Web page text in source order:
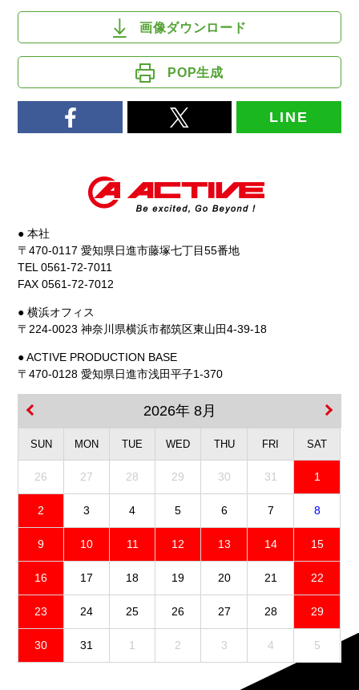
画像ダウンロード
POP生成
LINE
● 本社
〒470-0117 愛知県日進市藤塚七丁目55番地
TEL 0561-72-7011
FAX 0561-72-7012
● 横浜オフィス
〒224-0023 神奈川県横浜市都筑区東山田4-39-18
● ACTIVE PRODUCTION BASE
〒470-0128 愛知県日進市浅田平子1-370
2026年 8月
SUN MON TUE WED THU FRI SAT
26 27 28 29 30 31 1
2 3 4 5 6 7 8
9 10 11 12 13 14 15
16 17 18 19 20 21 22
23 24 25 26 27 28 29
30 31 1 2 3 4 5